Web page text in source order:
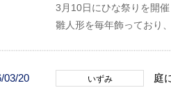
3月10日にひな祭りを開
雛人形を毎年飾っており
03/20 いずみ 庭